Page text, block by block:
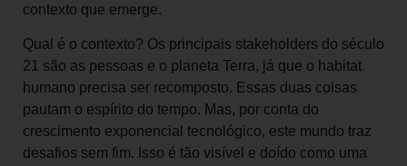
contexto que emerge.
Qual é o contexto? Os principais stakeholders do século
21 são as pessoas e o planeta Terra, já que o habitat
humano precisa ser recomposto. Essas duas coisas
pautam o espírito do tempo. Mas, por conta do
crescimento exponencial tecnológico, este mundo traz
desafios sem fim. Isso é tão visível e doído como uma